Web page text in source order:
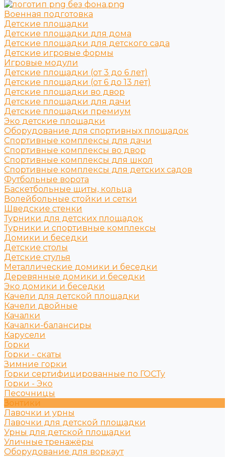
Военная подготовка
Детские площадки
Детские площадки для дома
Детские площадки для детского сада
Детские игровые формы
Игровые модули
Детские площадки (от 3 до 6 лет)
Детские площадки (от 6 до 13 лет)
Детские площадки во двор
Детские площадки для дачи
Детские площадки премиум
Эко детские площадки
Оборудование для спортивных площадок
Спортивные комплексы для дачи
Спортивные комплексы во двор
Спортивные комплексы для школ
Спортивные комплексы для детских садов
Футбольные ворота
Баскетбольные щиты, кольца
Волейбольные стойки и сетки
Шведские стенки
Турники для детских площадок
Турники и спортивные комплексы
Домики и беседки
Детские столы
Детские стулья
Металлические домики и беседки
Деревянные домики и беседки
Эко домики и беседки
Качели для детской площадки
Качели двойные
Качалки
Качалки-балансиры
Карусели
Горки
Горки - скаты
Зимние горки
Горки сертифицированные по ГОСТу
Горки - Эко
Песочницы
Зонтики
Лавочки и урны
Лавочки для детской площадки
Урны для детской площадки
Уличные тренажёры
Оборудование для воркаут